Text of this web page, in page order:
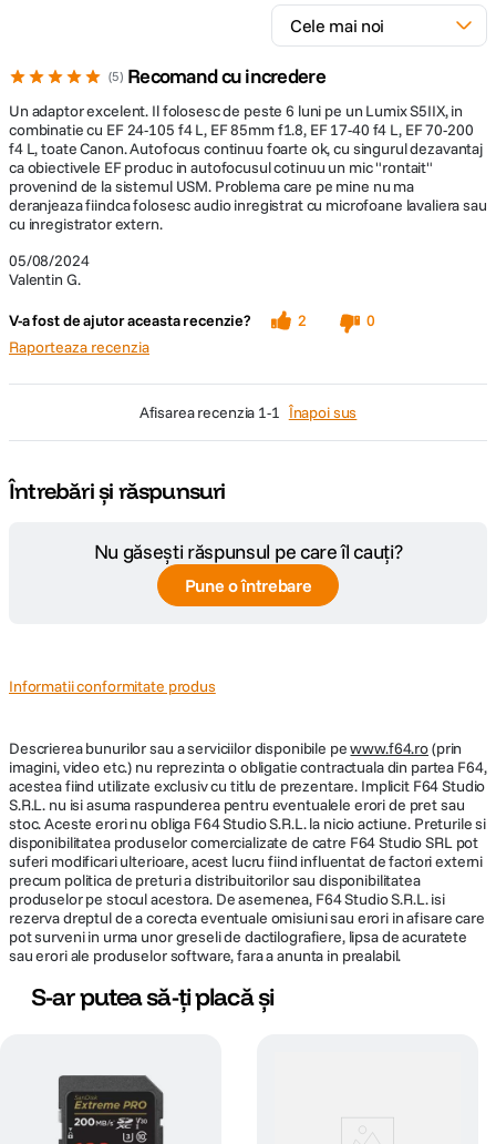
5 Recomand cu incredere
05/08/2024
Valentin G.
Un adaptor excelent. Il folosesc de peste 6 luni pe un Lumix S5IIX, in
combinatie cu EF 24-105 f4 L, EF 85mm f1.8, EF 17-40 f4 L, EF 70-200
f4 L, toate Canon. Autofocus continuu foarte ok, cu singurul dezavantaj
ca obiectivele EF produc in autofocusul cotinuu un mic "rontait"
provenind de la sistemul USM. Problema care pe mine nu ma
deranjeaza fiindca folosesc audio inregistrat cu microfoane lavaliera sau
cu inregistrator extern.
V-a fost de ajutor aceasta recenzie? 2
0
Raporteaza recenzia
afisarea recenzia 1-1 Înapoi sus
Întrebări și răspunsuri
Nu găsești răspunsul pe care îl cauți?
Pune o întrebare
Informatii conformitate produs
Descrierea bunurilor sau a serviciilor disponibile pewww.f64.ro(prin
imagini, video etc.) nu reprezinta o obligatie contractuala din partea F64,
acestea fiind utilizate exclusiv cu titlu de prezentare. Implicit F64 Studio
S.R.L. nu isi asuma raspunderea pentru eventualele erori de pret sau
stoc. Aceste erori nu obliga F64 Studio S.R.L. la nicio actiune. Preturile si
disponibilitatea produselor comercializate de catre F64 Studio SRL pot
suferi modificari ulterioare, acest lucru fiind influentat de factori externi
precum politica de preturi a distribuitorilor sau disponibilitatea
produselor pe stocul acestora. De asemenea, F64 Studio S.R.L. isi
rezerva dreptul de a corecta eventuale omisiuni sau erori in afisare care
pot surveni in urma unor greseli de dactilografiere, lipsa de acuratete
sau erori ale produselor software, fara a anunta in prealabil.
S-ar putea să-ți placă și